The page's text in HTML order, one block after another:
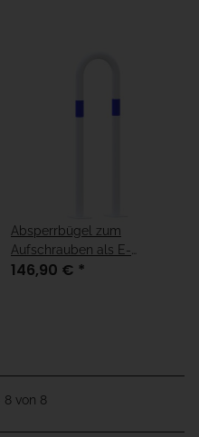
Absperrbügel zum
Aufschrauben als E-
Ladesäulenschutz in weiß,
146,90 € *
8 von 8